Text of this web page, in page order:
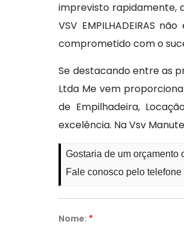
imprevisto rapidamente,
VSV EMPILHADEIRAS
comprometido com o
Se destacando entre as
Ltda Me vem
de Empilhadeira,
excelência. Na Vsv
Gostaria de um orçamento
Fale conosco pelo telefone
Nome: *